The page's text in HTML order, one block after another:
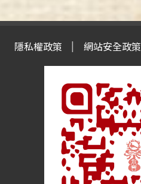
隱私權政策 網站安全政策